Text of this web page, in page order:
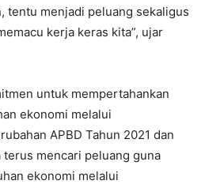
tentu menjadi peluang sekaligus
kerja keras kita”, ujar
untuk mempertahankan
ekonomi melalui
APBD Tahun 2021 dan
mencari peluang guna
ekonomi melalui